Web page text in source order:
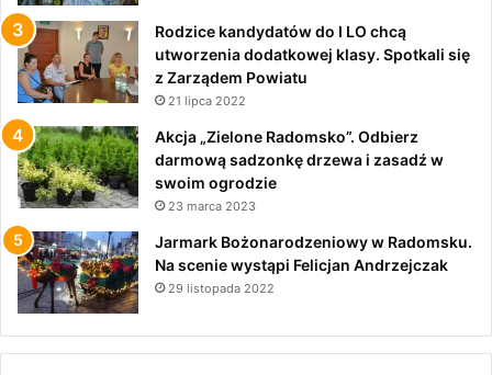
Rodzice kandydatów do I LO chcą
utworzenia dodatkowej klasy. Spotkali się
z Zarządem Powiatu
21 lipca 2022
Akcja „Zielone Radomsko”. Odbierz
darmową sadzonkę drzewa i zasadź w
swoim ogrodzie
23 marca 2023
Jarmark Bożonarodzeniowy w Radomsku.
Na scenie wystąpi Felicjan Andrzejczak
29 listopada 2022